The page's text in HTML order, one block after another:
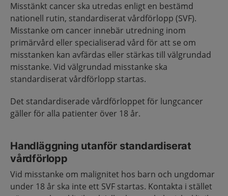
Misstänkt cancer ska utredas enligt en bestämd
nationell rutin, standardiserat vårdförlopp (SVF).
Misstanke om cancer innebär utredning inom
primärvård eller specialiserad vård för att se om
misstanken kan avfärdas eller stärkas till välgrundad
misstanke. Vid välgrundad misstanke ska
standardiserat vårdförlopp startas.
Det standardiserade vårdförloppet för lungcancer
gäller för alla patienter över 18 år.
Handläggning utanför standardiserat
vårdförlopp
Vid misstanke om malignitet hos barn och ungdomar
under 18 år ska inte ett SVF startas. Kontakta i stället